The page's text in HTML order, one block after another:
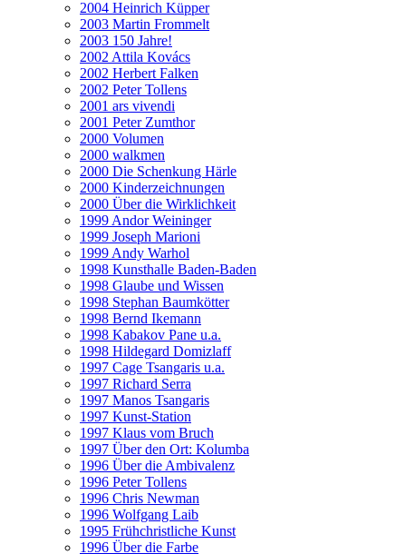
2004 Heinrich Küpper
2003 Martin Frommelt
2003 150 Jahre!
2002 Attila Kovács
2002 Herbert Falken
2002 Peter Tollens
2001 ars vivendi
2001 Peter Zumthor
2000 Volumen
2000 walkmen
2000 Die Schenkung Härle
2000 Kinderzeichnungen
2000 Über die Wirklichkeit
1999 Andor Weininger
1999 Joseph Marioni
1999 Andy Warhol
1998 Kunsthalle Baden-Baden
1998 Glaube und Wissen
1998 Stephan Baumkötter
1998 Bernd Ikemann
1998 Kabakov Pane u.a.
1998 Hildegard Domizlaff
1997 Cage Tsangaris u.a.
1997 Richard Serra
1997 Manos Tsangaris
1997 Kunst-Station
1997 Klaus vom Bruch
1997 Über den Ort: Kolumba
1996 Über die Ambivalenz
1996 Peter Tollens
1996 Chris Newman
1996 Wolfgang Laib
1995 Frühchristliche Kunst
1996 Über die Farbe